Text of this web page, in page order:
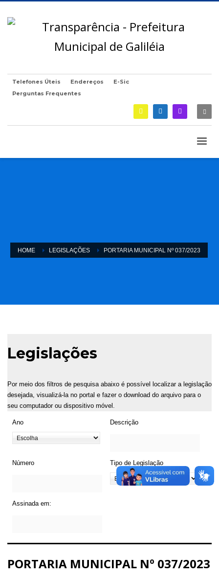
Telefones Úteis Endereços
E-Sic
Perguntas Frequentes
HOME LEGISLAÇÕES PORTARIA MUNICIPAL Nº 037/2023
Legislações
Por meio dos filtros de pesquisa abaixo é possível localizar a legislação
desejada, visualizá-la no portal e fazer o download do arquivo para o
seu computador ou dispositivo móvel.
Ano Descrição
Número Tipo de Legislação
Assinada em:
PORTARIA MUNICIPAL Nº 037/2023